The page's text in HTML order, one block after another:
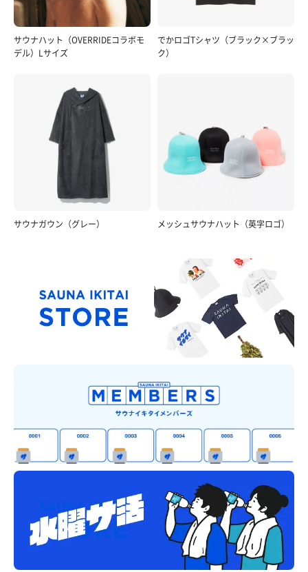
サウナハット（OVERRIDEコラボモ
デル）Lサイズ
でかロゴTシャツ（ブラック×ブラッ
ク）
サウナガウン（グレー） メッシュサウナハット（英字ロゴ）